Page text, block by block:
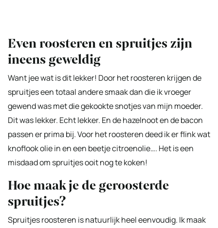
Even roosteren en spruitjes zijn
ineens geweldig
Want jee wat is dit lekker! Door het roosteren krijgen de
spruitjes een totaal andere smaak dan die ik vroeger
gewend was met die gekookte snotjes van mijn moeder.
Dit was lekker. Echt lekker. En de hazelnoot en de bacon
passen er prima bij. Voor het roosteren deed ik er flink wat
knoflook olie in en een beetje citroenolie…. Het is een
misdaad om spruitjes ooit nog te koken!
Hoe maak je de geroosterde
spruitjes?
Spruitjes roosteren is natuurlijk heel eenvoudig. Ik maak